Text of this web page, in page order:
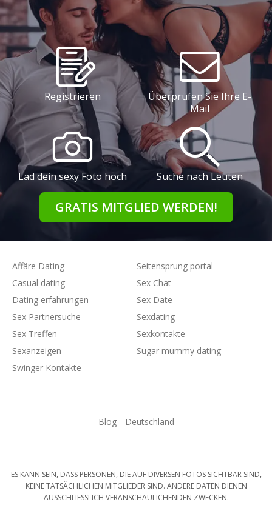
Registrieren
Überprüfen Sie Ihre E-
Mail
Lad dein sexy Foto hoch Suche nach Leuten
GRATIS MITGLIED WERDEN!
Affäre Dating
Casual dating
Dating erfahrungen
Seitensprung portal
Sex Chat
Sex Date
Sex Partnersuche
Sex Treffen
Sexanzeigen
Sexdating
Sexkontakte
Sugar mummy dating
Swinger Kontakte
Blog Deutschland
ES KANN SEIN, DASS PERSONEN, DIE AUF DIVERSEN FOTOS SICHTBAR SIND,
KEINE TATSÄCHLICHEN MITGLIEDER SIND. ANDERE DATEN DIENEN
AUSSCHLIESSLICH VERANSCHAULICHENDEN ZWECKEN.